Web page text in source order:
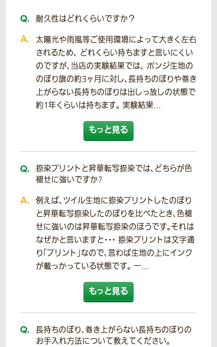
耐久性はどれくらいですか？
太陽光や雨風等ご使用環境によって大きく左右
されるため、 どれくらい持ちますと言いにくい
のですが、当店の実験結果では、 ポンジ生地の
のぼり旗の約3ヶ月に対し、長持ちのぼりや巻き
上がらない長持ちのぼりは出しっ放しの状態で
約1年くらいは持ちます。 実験結果...
もっと見る
捺染プリントと昇華転写捺染では、どちらが色
褪せに強いですか?
例えば、ツイル生地に捺染プリントしたのぼり
と昇華転写捺染したのぼりを比べたとき、色褪
せに強いのは昇華転写捺染のほうです。それは
なぜかと言いますと・・・ 捺染プリントは文字通
り「プリント」なので、言わば生地の上にインク
が載っかっている状態です。 一...
もっと見る
長持ちのぼり、巻き上がらない長持ちのぼりの
お手入れ方法について教えてください。